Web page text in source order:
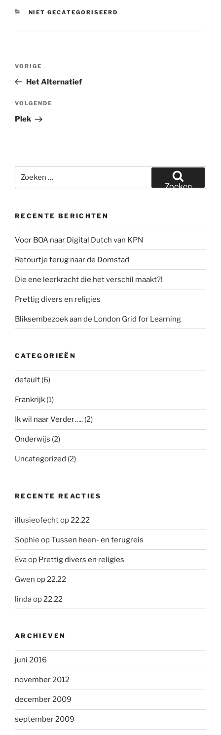
CATEGORIEËN
NIET GECATEGORISEERD
Vorig
bericht
VORIGE
Het Alternatief
Volgend
bericht
VOLGENDE
Plek
naar:
Zoeken
RECENTE BERICHTEN
Voor BOA naar Digital Dutch van KPN
Retourtje terug naar de Domstad
Die ene leerkracht die het verschil maakt?!
Prettig divers en religies
Bliksembezoek aan de London Grid for Learning
CATEGORIEËN
default (6)
Frankrijk (1)
Ik wil naar Verder….. (2)
Onderwijs (2)
Uncategorized (2)
RECENTE REACTIES
illusieofechtop22.22
Sophie opTussen heen- en terugreis
Evaop Prettig divers en religies
Gwen op22.22
lindaop22.22
ARCHIEVEN
juni 2016
november 2012
december 2009
september 2009